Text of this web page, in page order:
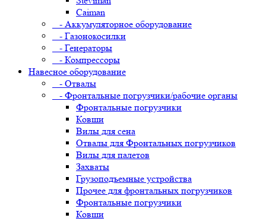
Caiman
- Аккумуляторное оборудование
- Газонокосилки
- Генераторы
- Компрессоры
Навесное оборудование
- Отвалы
- Фронтальные погрузчики/рабочие органы
Фронтальные погрузчики
Ковши
Вилы для сена
Отвалы для Фронтальных погрузчиков
Вилы для палетов
Захваты
Грузоподъемные устройства
Прочее для фронтальных погрузчиков
Фронтальные погрузчики
Ковши